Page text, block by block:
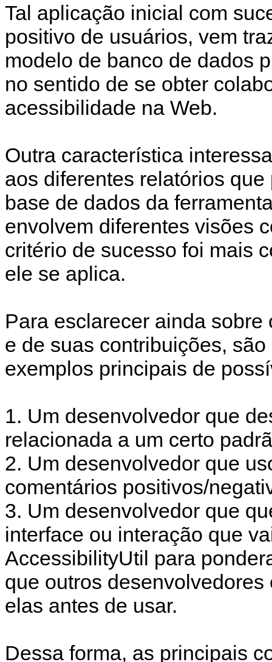
Tal aplicação inicial com
positivo de usuários, vem
modelo de banco de dados
no sentido de se obter
acessibilidade na Web.
Outra característica
aos diferentes relatórios
base de dados da
envolvem diferentes visões
critério de sucesso foi mais
ele se aplica.
Para esclarecer ainda
e de suas contribuições,
exemplos principais de
1. Um desenvolvedor que
relacionada a um certo
2. Um desenvolvedor que
comentários positivos/
3. Um desenvolvedor que
interface ou interação que
AccessibilityUtil para
que outros
elas antes de usar.
Dessa forma, as principais